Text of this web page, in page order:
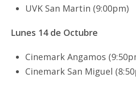
UVK San Martin (9:00pm)
Lunes 14 de Octubre
Cinemark Angamos
Cinemark San Miguel